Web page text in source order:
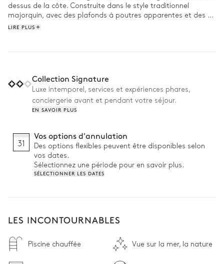
dessus de la côte. Construite dans le style traditionnel
majorquin, avec des plafonds à poutres apparentes et des
sols en terre cuite, elle a été agréablement intégrée au
bains. La villa dispose également d'un court de tennis et d'un
accès direct au sentier de randonnée qui mène à la plage, à
seulement 20 minutes de marche. Cette propriété à couper le
souffle est parfaite pour tous ceux qui souhaitent être
emblématique des petites villes des villages voisins :
Valldemosa, Deia, Soller et Banyalbufar.
LIRE PLUS
Collection Signature
Luxe intemporel, services et expériences phares,
conciergerie avant et pendant votre séjour.
EN SAVOIR PLUS
31
Vos options d'annulation
Des options flexibles peuvent être disponibles selon
vos dates.
Sélectionnez une période pour en savoir plus.
SÉLECTIONNER LES DATES
LES INCONTOURNABLES
Piscine chauffée Vue sur la mer, la nature